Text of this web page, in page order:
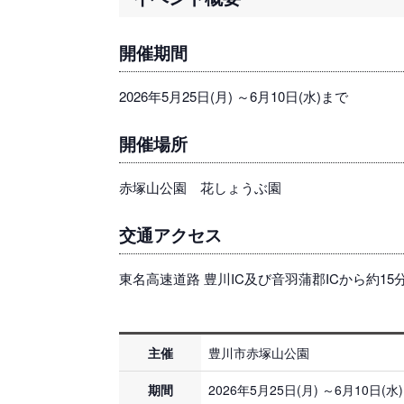
開催期間
2026年5月25日(月) ～6月10日(水)まで
開催場所
赤塚山公園 花しょうぶ園
交通アクセス
東名高速道路 豊川IC及び音羽蒲郡ICから約15
主催 豊川市赤塚山公園
期間 2026年5月25日(月) ～6月10日(水